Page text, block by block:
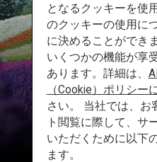
おすすめの旅
旅のアイデア
行き先
北
となるクッキーを使
のクッキーの使用に
に決めることができ
いくつかの機能が享
あります。詳細は、
（Cookie）ポリシー
さい。 当社では、お
ト閲覧に際して、サ
いただくために以下
ます。